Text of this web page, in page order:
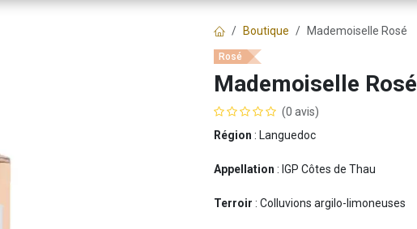
Boutique Mademoiselle Rosé
Rosé
Mademoiselle Rosé
(0 avis)
Région : Languedoc
Appellation : IGP Côtes de Thau
Terroir : Colluvions argilo-limoneuses